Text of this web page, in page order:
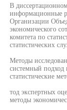
В
информационные
Организации
экономического
комитета по
статистических
Методы
системный подход
статистические
тод экспертных
методы